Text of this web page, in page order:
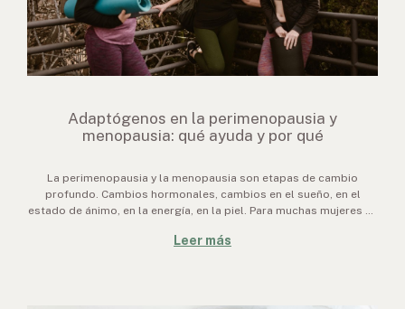
Adaptógenos en la perimenopausia y
menopausia: qué ayuda y por qué
La perimenopausia y la menopausia son etapas de cambio
profundo. Cambios hormonales, cambios en el sueño, en el
estado de ánimo, en la energía, en la piel. Para muchas mujeres es
acompañen
Leer más